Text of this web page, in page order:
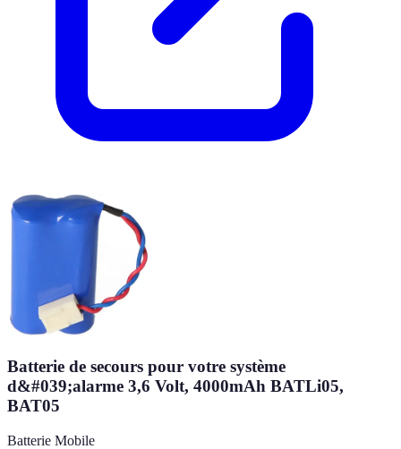
Batterie de secours pour votre système
d&#039;alarme 3,6 Volt, 4000mAh BATLi05,
BAT05
Batterie Mobile